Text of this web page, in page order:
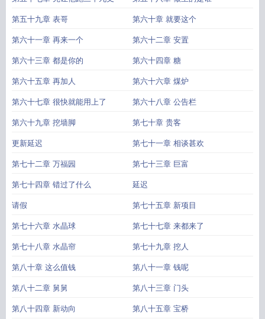
第五十九章 表哥 第六十章 就要这个
第六十一章 再来一个 第六十二章 安置
第六十三章 都是你的 第六十四章 糖
第六十五章 再加人 第六十六章 煤炉
第六十七章 很快就能用上了 第六十八章 公告栏
第六十九章 挖墙脚 第七十章 贵客
更新延迟 第七十一章 相谈甚欢
第七十二章 万福园 第七十三章 巨富
第七十四章 错过了什么 延迟
请假 第七十五章 新项目
第七十六章 水晶球 第七十七章 来都来了
第七十八章 水晶帘 第七十九章 挖人
第八十章 这么值钱 第八十一章 钱呢
第八十二章 舅舅 第八十三章 门头
第八十四章 新动向 第八十五章 宝桥